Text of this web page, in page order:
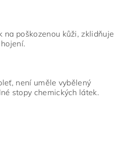
na poškozenou kůži, zklidňuje
není uměle vybělený
stopy chemických látek.